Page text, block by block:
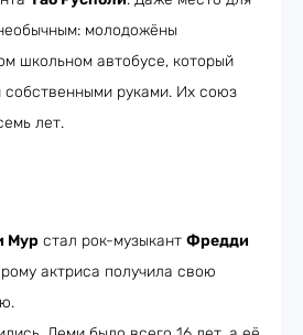
молодожёны
школьном автобусе, который
собственными руками. Их союз
лет.
Мур стал рок-музыкант Фредди
актриса получила свою